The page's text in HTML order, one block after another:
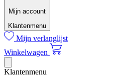
Mijn account
Klantenmenu
Mijn verlanglijst
Winkelwagen
Klantenmenu